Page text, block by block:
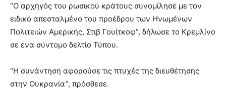
“Ο αρχηγός του ρωσικού κράτους συνομίλησε με τον
ειδικό απεσταλμένο του προέδρου των Ηνωμένων
Πολιτειών Αμερικής, Στιβ Γουίτκοφ”, δήλωσε το Κρεμλίνο
σε ένα σύντομο δελτίο Τύπου.
“Η συνάντηση αφορούσε τις πτυχές της διευθέτησης
στην Ουκρανία”, πρόσθεσε.